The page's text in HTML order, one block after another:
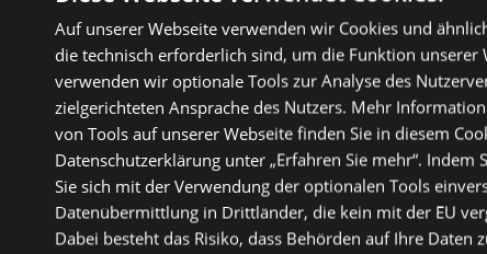
BummFilm
[2007] büro
Buser-
Centre[2007] Büttner
BWV
C-Punkt
CADEIS
[2007] Caritas-
Auf unserer Webseite verwenden wir Cookies und
die technisch erforderlich sind, um die Funktion unserer
verwenden wir optionale Tools zur Analyse des
zielgerichteten Ansprache des Nutzers. Mehr
von Tools auf unserer Webseite finden Sie in diesem
Datenschutzerklärung unter „Erfahren Sie mehr“.
Sie sich mit der Verwendung der optionalen Tools
Datenübermittlung in Drittländer, die kein mit der EU
Dabei besteht das Risiko, dass Behörden auf Ihre Daten